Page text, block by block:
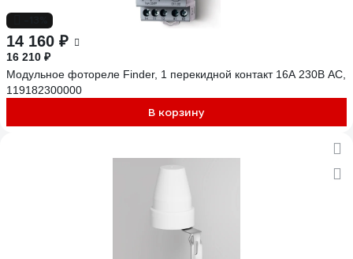
14 160 ₽
16 210 ₽
Модульное фотореле Finder, 1 перекидной контакт 16А 230В AC,
119182300000
В корзину